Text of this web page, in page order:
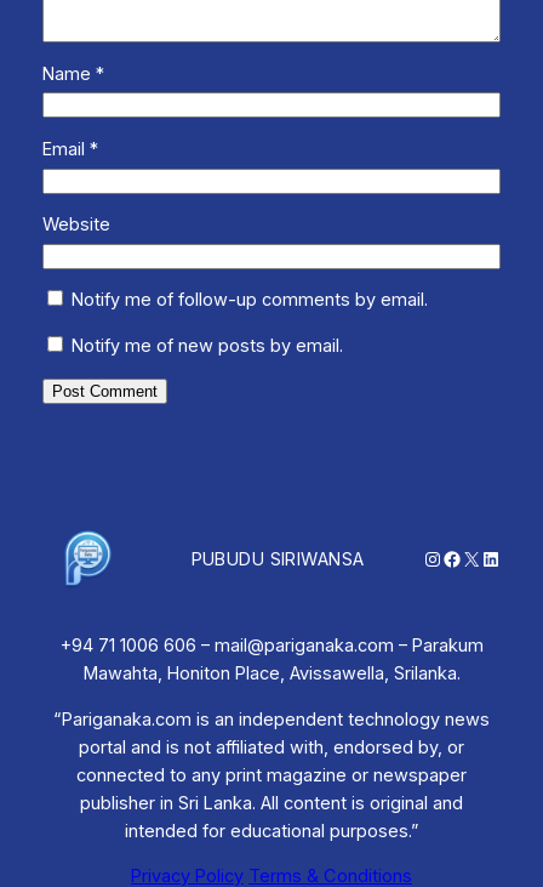
Name *
Email *
Website
Notify me of follow-up comments by email.
Notify me of new posts by email.
PUBUDU SIRIWANSA Instagram
Facebook
X
+94 71 1006 606 – mail@pariganaka.com – Parakum
Mawahta, Honiton Place, Avissawella, Srilanka.
“Pariganaka.com is an independent technology news
portal and is not affiliated with, endorsed by, or
connected to any print magazine or newspaper
publisher in Sri Lanka. All content is original and
intended for educational purposes.”
Privacy Policy Terms & Conditions